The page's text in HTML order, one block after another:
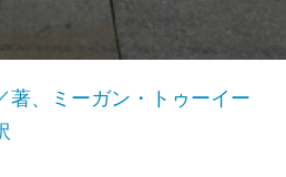
著、ミーガン・トゥーイー